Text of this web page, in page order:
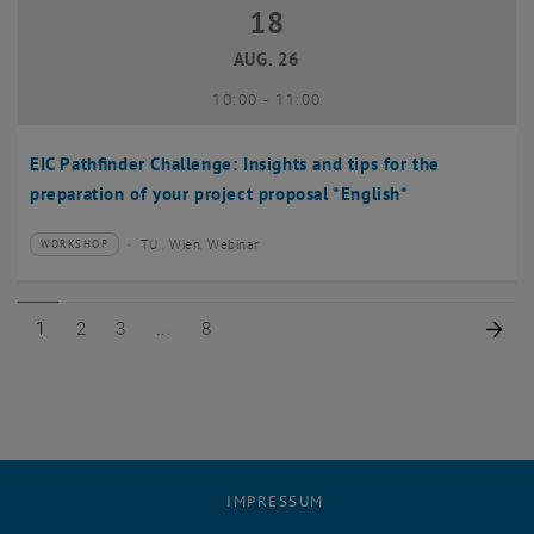
EIC Pathfinder Challenge: Insights and tips for the
preparation of your project proposal *English*
18 August 2026
18
AUG. 26
10:00- bis
11:00
Veranstaltungstyp:
WORKSHOP
Veranstaltungsort:TU , Wien, Webinar
Seite 1 von 8
1 Seite 2 von 8
2 Seite 3 von 8
3 Seite 8 von 8
8
IMPRESSUM